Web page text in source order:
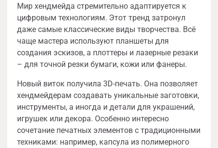
Мир хендмейда стремительно адаптируется к
цифровым технологиям. Этот тренд затронул
даже самые классические виды творчества. Всё
чаще мастера используют планшеты для
создания эскизов, а плоттеры и лазерные резаки
– для точной резки бумаги, кожи или фанеры.
Новый виток получила 3D-печать. Она позволяет
хендмейдерам создавать уникальные заготовки,
инструменты, а иногда и детали для украшений,
игрушек или декора. Особенно интересно
сочетание печатных элементов с традиционными
техниками: например, капсула из полимерного